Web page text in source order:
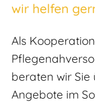
wir helfen
Als
beraten wir
Angebote im